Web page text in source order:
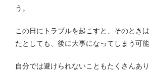
う。
この日にトラブルを起こすと、そのとき
たとしても、後に大事になってしまう可能
自分では避けられないこともたくさんあり